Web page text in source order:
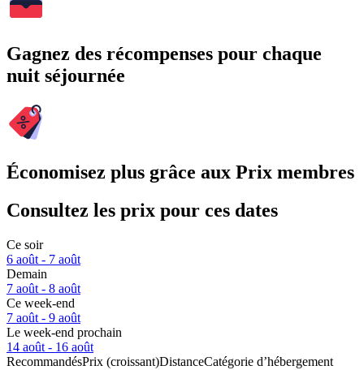
Gagnez des récompenses pour chaque
nuit séjournée
Économisez plus grâce aux Prix membres
Consultez les prix pour ces dates
Ce soir
6 août - 7 août
Demain
7 août - 8 août
Ce week-end
7 août - 9 août
Le week-end prochain
14 août - 16 août
RecommandésPrix (croissant)DistanceCatégorie d’hébergement